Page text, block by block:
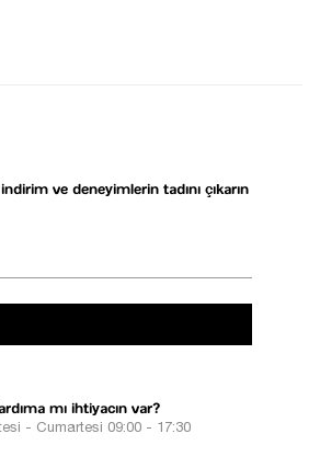
ve deneyimlerin tadını çıkarın
mı ihtiyacın var?
- Cumartesi 09:00 - 17:30